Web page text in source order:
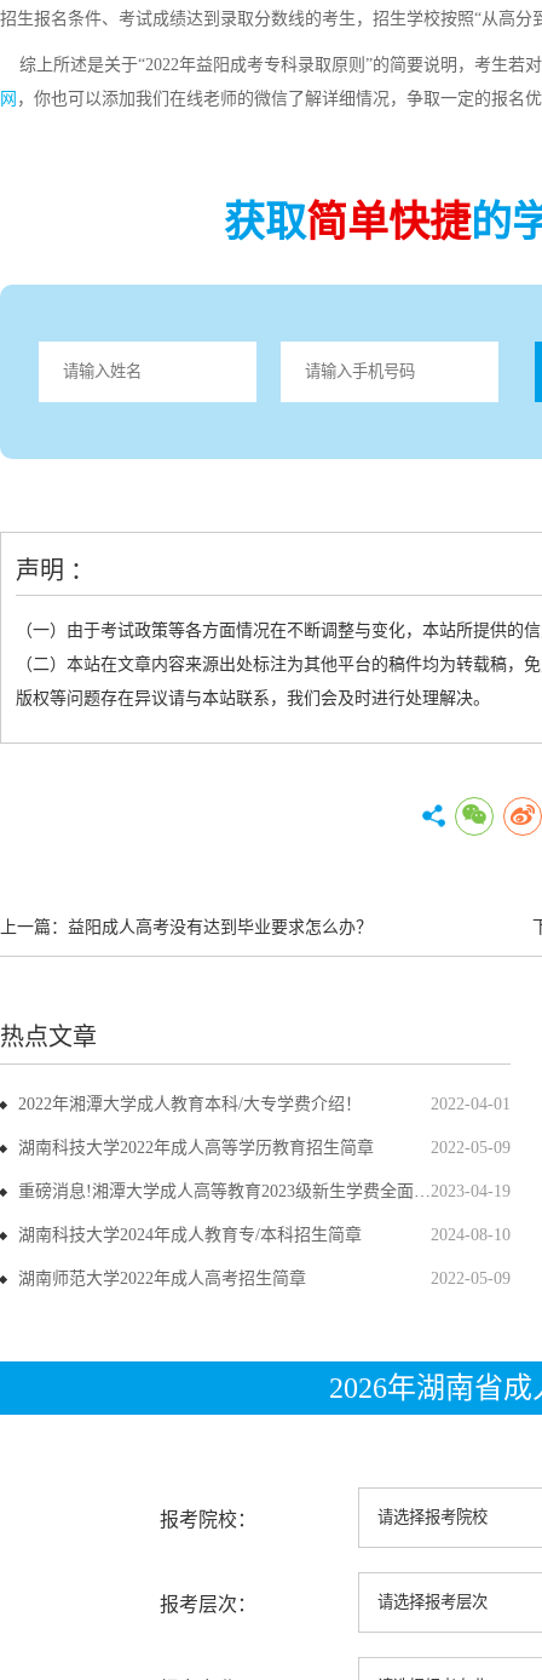
招生报名条件、考试成绩达到录取分数线的考生，招生学校按照“从高
综上所述是关于“2022年益阳成考专科录取原则”的简要说明，考生若
网 ，你也可以添加我们在线老师的微信了解详细情况，争取一定的报名
获取简单快捷的
声明 ：
（一）由于考试政策等各方面情况在不断调整与变化，本站所提供的
（二）本站在文章内容来源出处标注为其他平台的稿件均为转载稿
版权等问题存在异议请与本站联系，我们会及时进行处理解决。
上一篇： 益阳成人高考没有达到毕业要求怎么办？
热点文章
2022-04-01
2022年湘潭大学成人教育本科/大专学费介绍！
2022-05-09
湖南科技大学2022年成人高等学历教育招生简章
2023-04-19
重磅消息!湘潭大学成人高等教育2023级新生学费全面上调
2024-08-10
湖南科技大学2024年成人教育专/本科招生简章
2022-05-09
湖南师范大学2022年成人高考招生简章
2026年湖南省
报考院校：
报考层次：